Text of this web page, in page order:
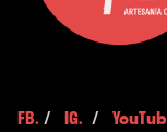
FB. / IG. /